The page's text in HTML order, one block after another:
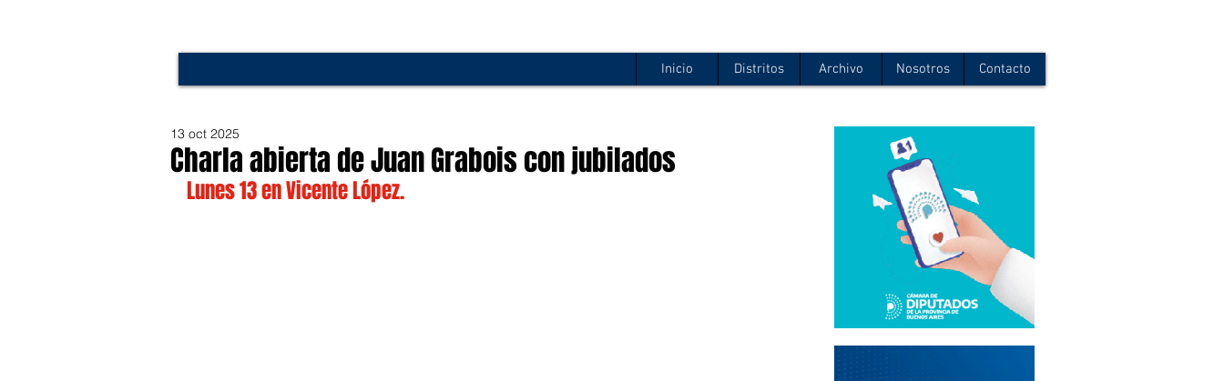
Inicio Distritos Archivo Nosotros Contacto
Charla abierta de Juan Grabois con jubilados
13 oct 2025
Lunes 13 en Vicente López.